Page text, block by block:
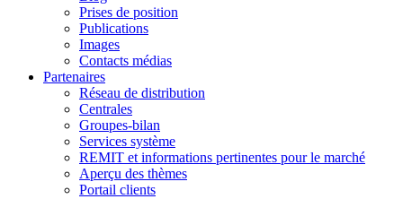
Prises de position
Publications
Images
Contacts médias
Partenaires
Réseau de distribution
Centrales
Groupes-bilan
Services système
REMIT et informations pertinentes pour le marché
Aperçu des thèmes
Portail clients